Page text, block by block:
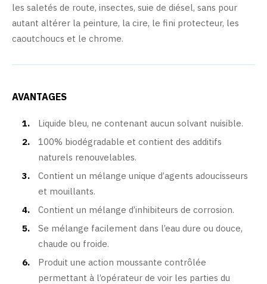
les saletés de route, insectes, suie de diésel, sans pour
autant altérer la peinture, la cire, le fini protecteur, les
caoutchoucs et le chrome.
AVANTAGES
Liquide bleu, ne contenant aucun solvant nuisible.
100% biodégradable et contient des additifs
naturels renouvelables.
Contient un mélange unique d’agents adoucisseurs
et mouillants.
Contient un mélange d’inhibiteurs de corrosion.
Se mélange facilement dans l’eau dure ou douce,
chaude ou froide.
Produit une action moussante contrôlée
permettant à l’opérateur de voir les parties du